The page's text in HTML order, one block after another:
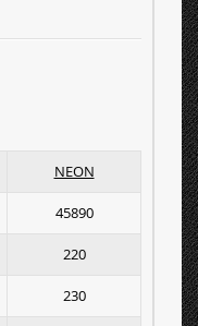
NEON
45890
220
230